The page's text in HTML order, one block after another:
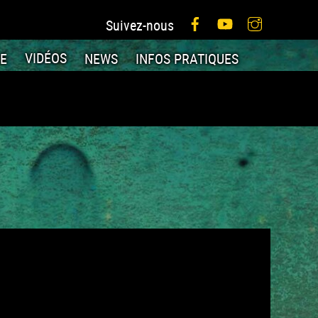
Suivez-nous FacebookYouTube
VIDÉOS NEWS INFOS PRATIQUES